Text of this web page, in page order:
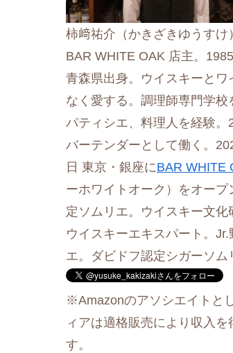
柿﨑祐介（かきざきゆうすけ）
BAR WHITE OAK 店主。1985
青森県出身。ウイスキーとワ
なく愛する。調理師専門学校
パティシエ、料理人を経験。
バーテンダーとして働く。
日 東京・銀座にBAR WHITE
ーホワイトオーク）をオープ
定ソムリエ。ウイスキー文化
ウイスキーエキスパート。Jr.
エ。ダビドフ認定シガーソム
※Amazonのアソシエイトと
ィアは適格販売により収入を
す。